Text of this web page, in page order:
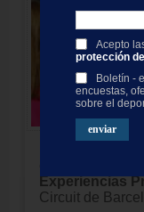
Acepto
protección
Boletín -
encuestas,
sobre el
Experiencias
Circuit de